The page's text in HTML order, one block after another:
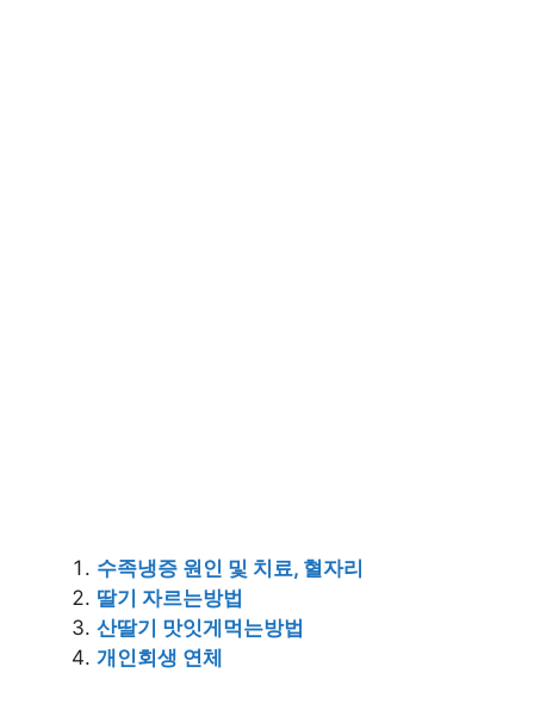
수족냉증 원인 및 치료, 혈자리
딸기 자르는방법
산딸기 맛잇게먹는방법
개인회생 연체